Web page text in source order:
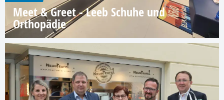
Meet & Greet - Leeb Schuhe und
Orthopädie